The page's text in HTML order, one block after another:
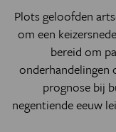
Plots geloofden
om een
bereid om
onderhandelingen
prognose bij
negentiende eeuw